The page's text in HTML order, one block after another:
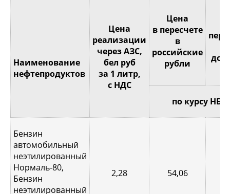
Наименование
нефтепродуктов
Цена
реализации
через АЗС,
бел руб
за 1 литр,
с НДС
Цена
в пересчете
в
российские
рубли
по курсу
Бензин
автомобильный
неэтилированный
Нормаль-80,
Бензин
неэтилированный
2,28 54,06